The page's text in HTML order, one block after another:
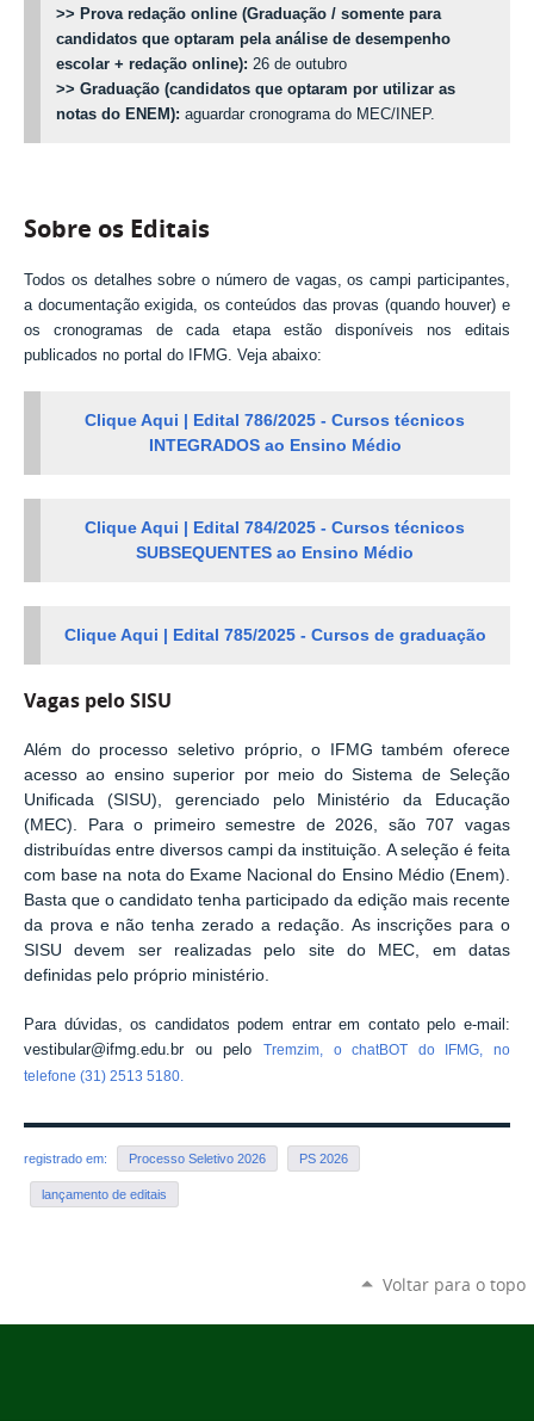
>> Prova redação online (Graduação / somente para
candidatos que optaram pela análise de desempenho
escolar + redação online): 26 de outubro
>> Graduação (candidatos que optaram por utilizar as
notas do ENEM): aguardar cronograma do MEC/INEP.
Sobre os Editais
Todos os detalhes sobre o número de vagas, os campi participantes,
a documentação exigida, os conteúdos das provas (quando houver) e
os cronogramas de cada etapa estão disponíveis nos editais
publicados no portal do IFMG. Veja abaixo:
Clique Aqui | Edital 786/2025 - Cursos técnicos
INTEGRADOS ao Ensino Médio
Clique Aqui | Edital 784/2025 - Cursos técnicos
SUBSEQUENTES ao Ensino Médio
Clique Aqui | Edital 785/2025 - Cursos de graduação
Vagas pelo SISU
Além do processo seletivo próprio, o IFMG também oferece
acesso ao ensino superior por meio do Sistema de Seleção
Unificada (SISU), gerenciado pelo Ministério da Educação
(MEC). Para o primeiro semestre de 2026, são 707 vagas
distribuídas entre diversos campi da instituição. A seleção é feita
com base na nota do Exame Nacional do Ensino Médio (Enem).
Basta que o candidato tenha participado da edição mais recente
da prova e não tenha zerado a redação. As inscrições para o
SISU devem ser realizadas pelo site do MEC, em datas
definidas pelo próprio ministério.
Para dúvidas, os candidatos podem entrar em contato pelo e-mail:
vestibular@ifmg.edu.br ou pelo
Tremzim, o chatBOT do IFMG, no
telefone (31) 2513 5180.
registrado em: Processo Seletivo 2026 PS 2026
lançamento de editais
Voltar para o topo